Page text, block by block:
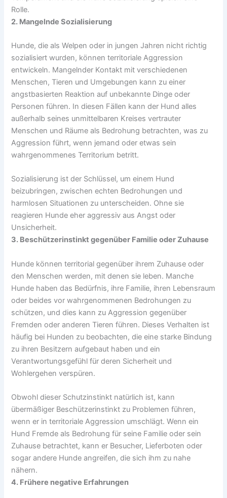
Rolle.
2. Mangelnde Sozialisierung
Hunde, die als Welpen oder in jungen Jahren nicht richtig
sozialisiert wurden, können territoriale Aggression
entwickeln. Mangelnder Kontakt mit verschiedenen
Menschen, Tieren und Umgebungen kann zu einer
angstbasierten Reaktion auf unbekannte Dinge oder
Personen führen. In diesen Fällen kann der Hund alles
außerhalb seines unmittelbaren Kreises vertrauter
Menschen und Räume als Bedrohung betrachten, was zu
Aggression führt, wenn jemand oder etwas sein
wahrgenommenes Territorium betritt.
Sozialisierung ist der Schlüssel, um einem Hund
beizubringen, zwischen echten Bedrohungen und
harmlosen Situationen zu unterscheiden. Ohne sie
reagieren Hunde eher aggressiv aus Angst oder
Unsicherheit.
3. Beschützerinstinkt gegenüber Familie oder Zuhause
Hunde können territorial gegenüber ihrem Zuhause oder
den Menschen werden, mit denen sie leben. Manche
Hunde haben das Bedürfnis, ihre Familie, ihren Lebensraum
oder beides vor wahrgenommenen Bedrohungen zu
schützen, und dies kann zu Aggression gegenüber
Fremden oder anderen Tieren führen. Dieses Verhalten ist
häufig bei Hunden zu beobachten, die eine starke Bindung
zu ihren Besitzern aufgebaut haben und ein
Verantwortungsgefühl für deren Sicherheit und
Wohlergehen verspüren.
Obwohl dieser Schutzinstinkt natürlich ist, kann
übermäßiger Beschützerinstinkt zu Problemen führen,
wenn er in territoriale Aggression umschlägt. Wenn ein
Hund Fremde als Bedrohung für seine Familie oder sein
Zuhause betrachtet, kann er Besucher, Lieferboten oder
sogar andere Hunde angreifen, die sich ihm zu nahe
nähern.
4. Frühere negative Erfahrungen